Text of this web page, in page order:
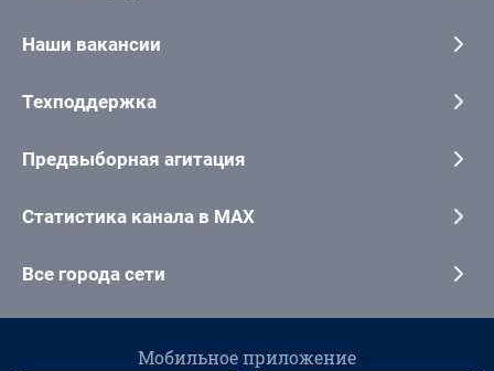
Наши вакансии
Техподдержка
Предвыборная агитация
Статистика канала в MAX
Все города сети
Мобильное приложение